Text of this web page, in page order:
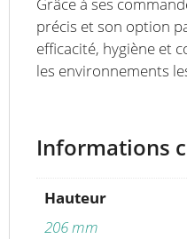
précis et son option
efficacité, hygiène et
les environnements
Informations
Hauteur
206 mm